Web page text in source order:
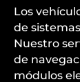
Los
de
Nuestro
de
módulos